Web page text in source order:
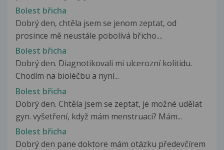
Bolest břicha
Dobrý den, chtěla jsem se jenom zeptat, od
prosince mě neustále pobolívá břicho....
Bolest břicha
Dobrý den. Diagnotikovali mi ulcerozní kolitidu.
Chodím na bioléčbu a nyní...
Bolest břicha
Dobrý den. Chtěla jsem se zeptat, je možné udělat
gyn. vyšetření, když mám menstruaci? Mám...
Bolest břicha
Dobrý den pane doktore mám otázku předevčírem